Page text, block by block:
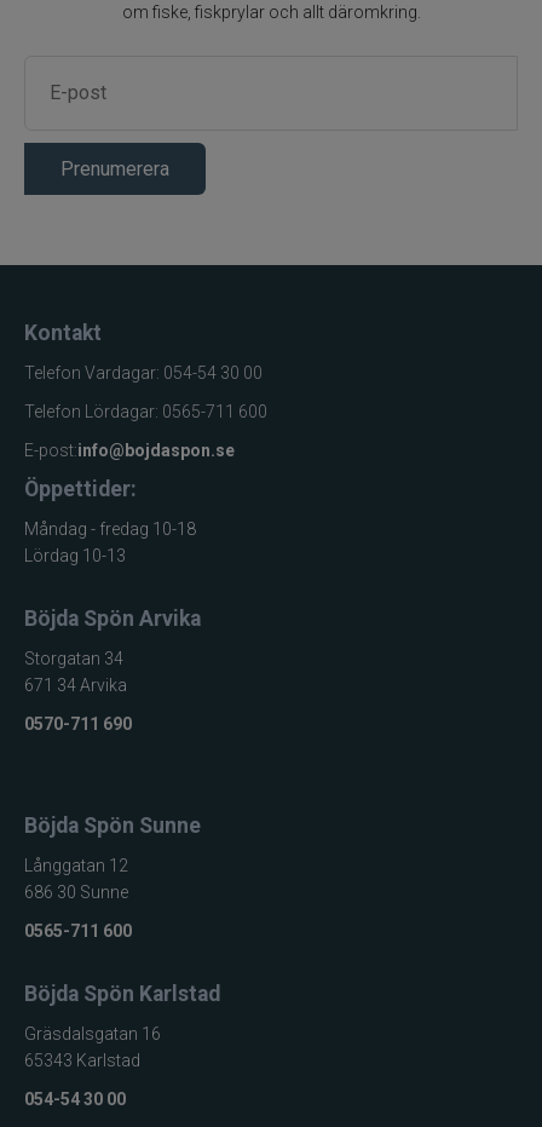
om fiske, fiskprylar och allt däromkring.
Prenumerera
Kontakt
Telefon Vardagar: 054-54 30 00
Telefon Lördagar: 0565-711 600
E-post:info@bojdaspon.se
Öppettider:
Måndag - fredag 10-18
Lördag 10-13
Böjda Spön Arvika
Storgatan 34
671 34 Arvika
0570-711 690
Böjda Spön Sunne
Långgatan 12
686 30 Sunne
0565-711 600
Böjda Spön Karlstad
Gräsdalsgatan 16
65343 Karlstad
054-54 30 00